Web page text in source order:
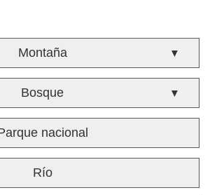
Montaña ▼
Bosque ▼
nacional
Río